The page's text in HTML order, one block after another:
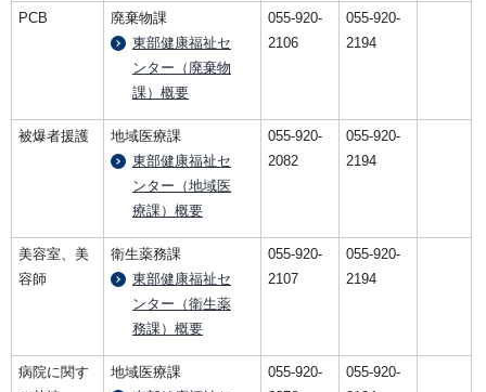
PCB
廃棄物課
東部健康福祉セ
ンター（廃棄物
課）概要
055-920-
2106
055-920-
2194
被爆者援護
地域医療課
東部健康福祉セ
ンター（地域医
療課）概要
055-920-
2082
055-920-
2194
美容室、美
容師
衛生薬務課
東部健康福祉セ
ンター（衛生薬
務課）概要
055-920-
2107
055-920-
2194
病院に関す
地域医療課
055-920-
055-920-